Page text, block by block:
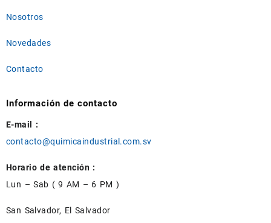
Nosotros
Novedades
Contacto
Información de contacto
E-mail :
contacto@quimicaindustrial.com.sv
Horario de atención :
Lun – Sab ( 9 AM – 6 PM )
San Salvador, El Salvador